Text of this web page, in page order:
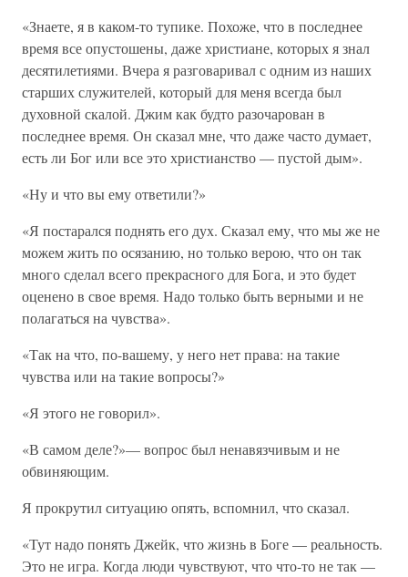
«Знаете, я в каком-то тупике. Похоже, что в последнее
время все опустошены, даже христиане, которых я знал
десятилетиями. Вчера я разговаривал с одним из наших
старших служителей, который для меня всегда был
духовной скалой. Джим как будто разочарован в
последнее время. Он сказал мне, что даже часто думает,
есть ли Бог или все это христианство — пустой дым».
«Ну и что вы ему ответили?»
«Я постарался поднять его дух. Сказал ему, что мы же не
можем жить по осязанию, но только верою, что он так
много сделал всего прекрасного для Бога, и это будет
оценено в свое время. Надо только быть верными и не
полагаться на чувства».
«Так на что, по-вашему, у него нет права: на такие
чувства или на такие вопросы?»
«Я этого не говорил».
«В самом деле?»— вопрос был ненавязчивым и не
обвиняющим.
Я прокрутил ситуацию опять, вспомнил, что сказал.
«Тут надо понять Джейк, что жизнь в Боге — реальность.
Это не игра. Когда люди чувствуют, что что-то не так —